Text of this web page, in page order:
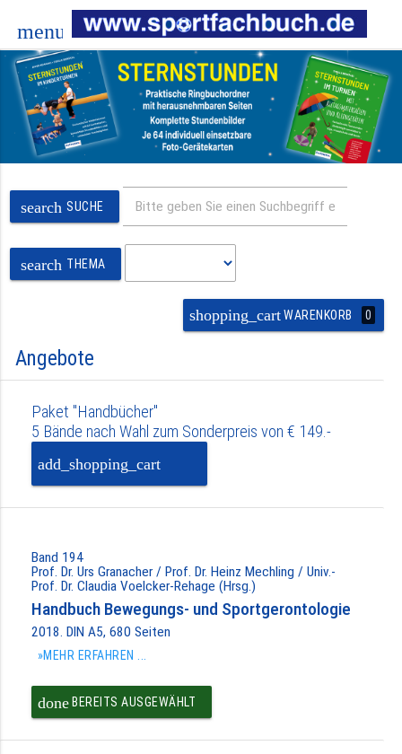
menu
search SUCHE
search THEMA
shopping_cartWARENKORB 0
Angebote
Paket "Handbücher"
5 Bände nach Wahl zum Sonderpreis von € 149.-
add_shopping_cart
Band 194
Prof. Dr. Urs Granacher / Prof. Dr. Heinz Mechling / Univ.-
Prof. Dr. Claudia Voelcker-Rehage (Hrsg.)
Handbuch Bewegungs- und Sportgerontologie
2018. DIN A5, 680 Seiten
»MEHR ERFAHREN ...
doneBEREITS AUSGEWÄHLT